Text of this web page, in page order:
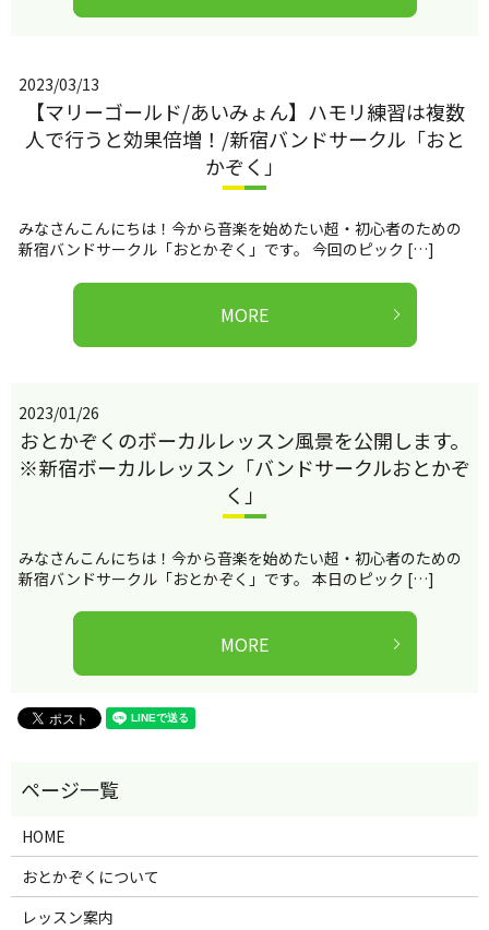
2023/03/13
【マリーゴールド/あいみょん】ハモリ練習は複数
人で行うと効果倍増！/新宿バンドサークル「おと
かぞく」
みなさんこんにちは！今から音楽を始めたい超・初心者のための
新宿バンドサークル「おとかぞく」です。 今回のピック […]
MORE
2023/01/26
おとかぞくのボーカルレッスン風景を公開します。
※新宿ボーカルレッスン「バンドサークルおとかぞ
く」
みなさんこんにちは！今から音楽を始めたい超・初心者のための
新宿バンドサークル「おとかぞく」です。 本日のピック […]
MORE
HOME
おとかぞくについて
レッスン案内